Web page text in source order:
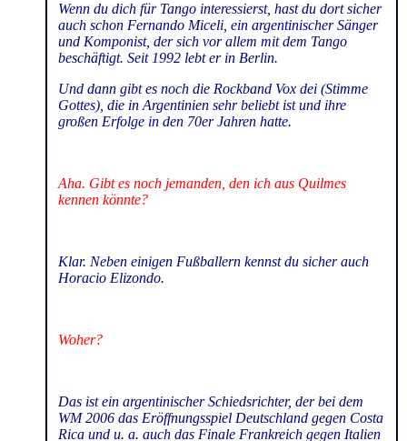
Wenn du dich für Tango interessierst, hast du dort sicher
auch schon Fernando Miceli, ein argentinischer Sänger
und Komponist, der sich vor allem mit dem Tango
beschäftigt. Seit 1992 lebt er in Berlin.
Und dann gibt es noch die Rockband Vox dei (Stimme
Gottes), die in Argentinien sehr beliebt ist und ihre
großen Erfolge in den 70er Jahren hatte.
Aha. Gibt es noch jemanden, den ich aus Quilmes
kennen könnte?
Klar. Neben einigen Fußballern kennst du sicher auch
Horacio Elizondo.
Woher?
Das ist ein argentinischer Schiedsrichter, der bei dem
WM 2006 das Eröffnungsspiel Deutschland gegen Costa
Rica und u. a. auch das Finale Frankreich gegen Italien